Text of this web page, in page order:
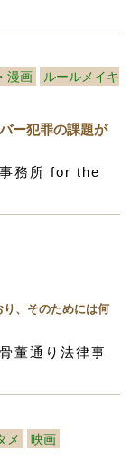
漫画
ルールメイキ
ー犯罪の課題が
務所 for the
、そのためには何
董通り法律事
メ 映画